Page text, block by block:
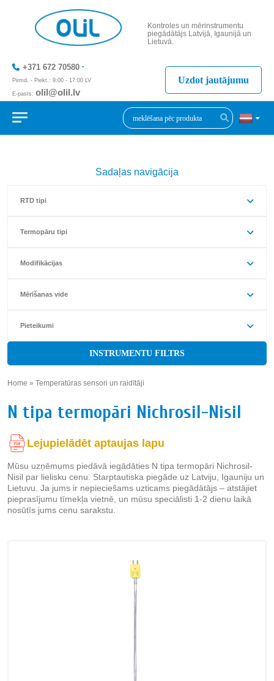
Kontroles un mērinstrumentu
piegādātājs Latvijā, Igaunijā un
Lietuvā.
+371 672 70580
Pirmd. - Piekt.: 9:00 - 17:00 LV
E-pasts: olil@olil.lv
+371 287 11411
Uzdot jautājumu
Sadaļas navigācija
RTD tipi
Termopāru tipi
Modifikācijas
Mērīšanas vide
Pieteikumi
INSTRUMENTU FILTRS
Home » Temperatūras sensori un raidītāji
N tipa termopāri Nichrosil-Nisil
Lejupielādēt aptaujas lapu
Mūsu uzņēmums piedāvā iegādāties N tipa termopāri Nichrosil-
Nisil par lielisku cenu. Starptautiska piegāde uz Latviju, Igauniju un
Lietuvu. Ja jums ir nepieciešams uzticams piegādātājs – atstājiet
pieprasījumu tīmekļa vietnē, un mūsu speciālisti 1-2 dienu laikā
nosūtīs jums cenu sarakstu.